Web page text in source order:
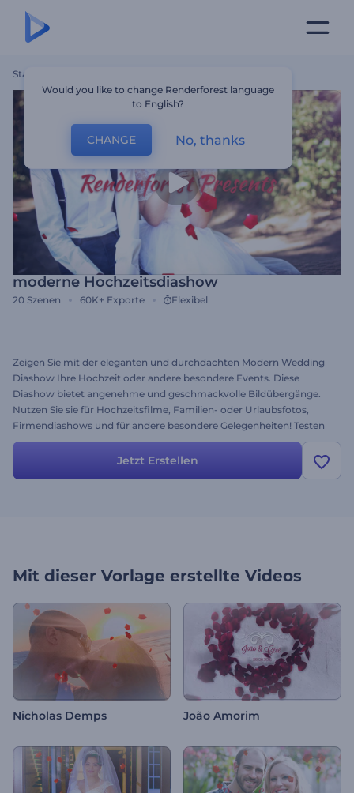
Startseite
moderne Hochzeitsdiashow
20 Szenen 60K+ Exporte Flexibel
Zeigen Sie mit der eleganten und durchdachten Modern Wedding
Diashow Ihre Hochzeit oder andere besondere Events. Diese
Diashow bietet angenehme und geschmackvolle Bildübergänge.
Nutzen Sie sie für Hochzeitsfilme, Familien- oder Urlaubsfotos,
Firmendiashows und für andere besondere Gelegenheiten! Testen
Sie sie noch heute kostenlos.
Jetzt Erstellen
Mit dieser Vorlage erstellte Videos
Nicholas Demps João Amorim
Would you like to change Renderforest language
to English?
CHANGE No, thanks